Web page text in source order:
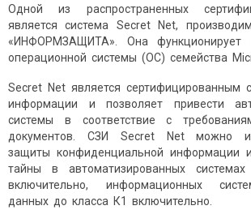
Одной из распространенных
является система Secret Net,
«ИНФОРМЗАЩИТА». Она функционирует
операционной системы (ОС) семейства
Secret Net является сертифицированным
информации и позволяет привести
системы в соответствие с
документов. СЗИ Secret Net можно
защиты конфиденциальной информации и
тайны в автоматизированных
включительно, информационных
данных до класса К1 включительно.